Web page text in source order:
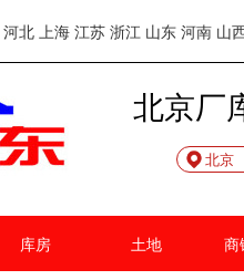
河北 上海 江苏 浙江 山东 河南 山
北京厂
北京
库房 土地 商